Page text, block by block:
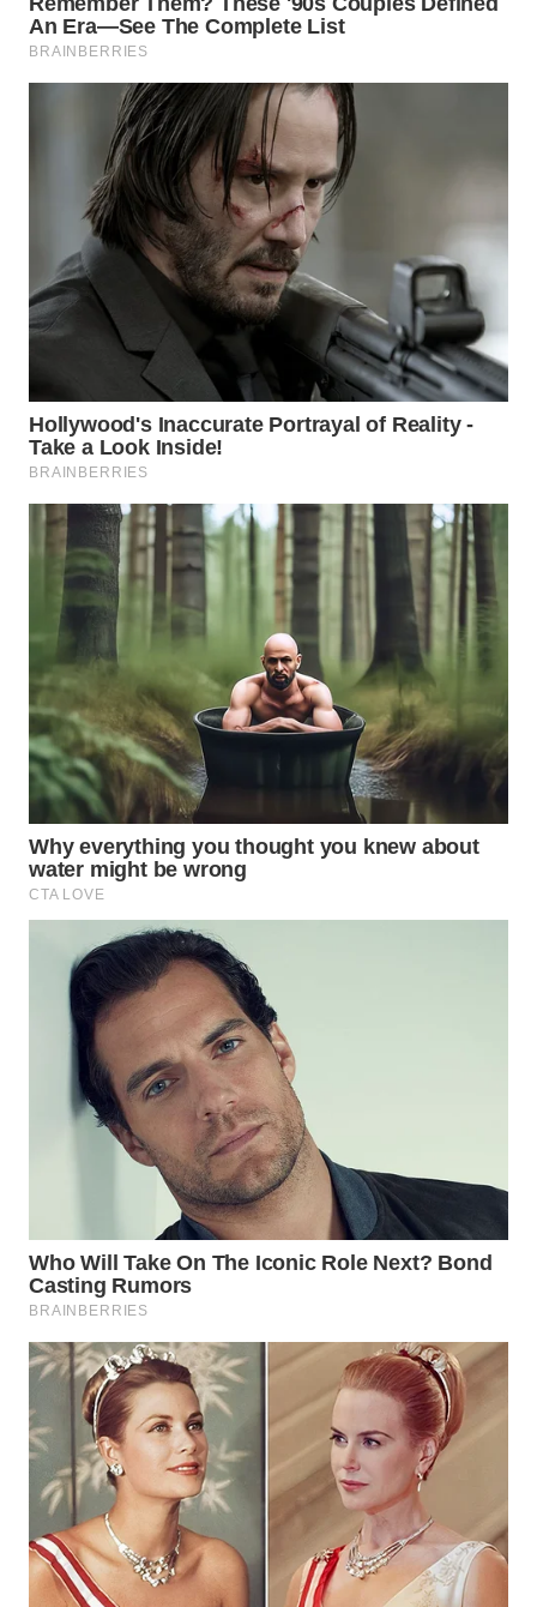
KARAWANG
BOGOR
WN
DEPOK
WN
SAMOSIR
WN
PADANG
LAWAS
WN
SUMEDANG
WN
CIANJUR
KEPULAUAN
SERIBU
WN
TANGERANG
WN
BINJAI
WN
INDRAMAYU
WN
WN
MAJALENGKA
WN
SUBANG
WN
SUKABUMI